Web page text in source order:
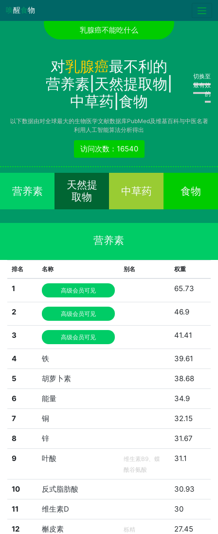
唤醒食物
乳腺癌不能吃什么
对乳腺癌最不利的
营养素|天然提取物|
中草药|食物
切换至
最有效
的
以下数据由对全球最大的生物医学文献数据库PubMed及维基百科与中医名著
利用人工智能算法分析得出
访问次数：16540
营养素
天然提
取物
中草药 食物
营养素
排名 名称 别名 权重
1 高级会员可见 65.73
2 高级会员可见 46.9
3 高级会员可见 41.41
4 铁 39.61
5 胡萝卜素 38.68
6 能量 34.9
7 铜 32.15
8 锌 31.67
9 叶酸
维生素B9、蝶
酰谷氨酸
31.1
10 反式脂肪酸 30.93
11 维生素D 30
12 槲皮素 栎精 27.45